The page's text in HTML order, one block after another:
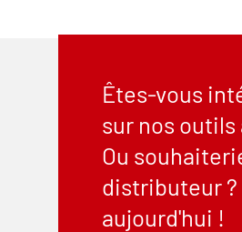
Êtes-vous
sur nos
Ou
distributeur
aujourd'hui !